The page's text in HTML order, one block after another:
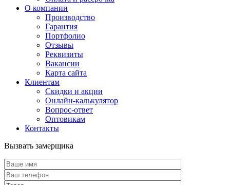
О компании
Производство
Гарантия
Портфолио
Отзывы
Реквизиты
Вакансии
Карта сайта
Клиентам
Скидки и акции
Онлайн-калькулятор
Вопрос-ответ
Оптовикам
Контакты
Вызвать замерщика